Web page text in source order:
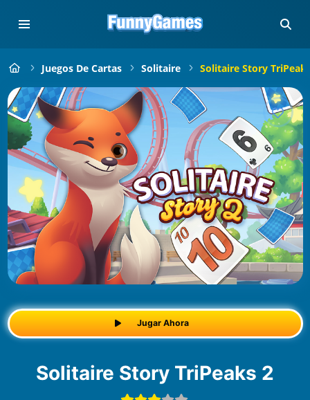
Juegos De Cartas Solitaire Solitaire Story
Jugar Ahora
Solitaire Story TriPeaks 2